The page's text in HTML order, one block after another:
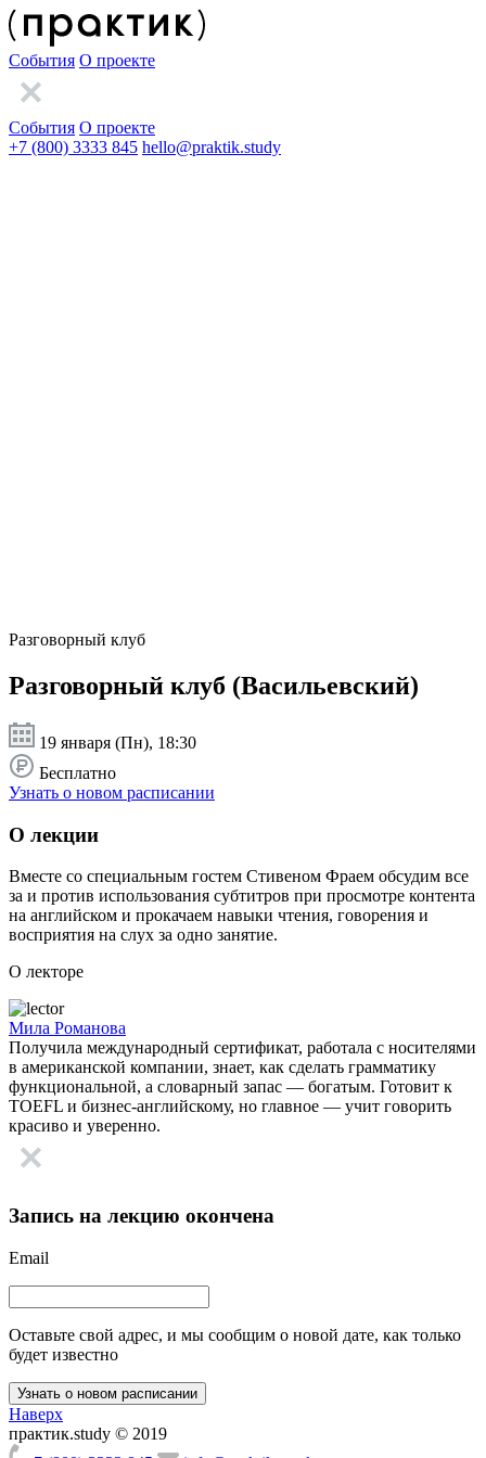
События О проекте
События О проекте
+7 (800) 3333 845 hello@praktik.study
Разговорный клуб
Разговорный клуб (Васильевский)
19 января (Пн), 18:30
Бесплатно
Узнать о новом расписании
О лекции
Вместе со специальным гостем Стивеном Фраем обсудим все
за и против использования субтитров при просмотре контента
на английском и прокачаем навыки чтения, говорения и
восприятия на слух за одно занятие.
О лекторе
Мила Романова
Получила международный сертификат, работала с носителями
в американской компании, знает, как сделать грамматику
функциональной, а словарный запас — богатым. Готовит к
TOEFL и бизнес-английскому, но главное — учит говорить
красиво и уверенно.
Запись на лекцию окончена
Email
Оставьте свой адрес, и мы сообщим о новой дате, как только
будет известно
Наверх
практик.study © 2019